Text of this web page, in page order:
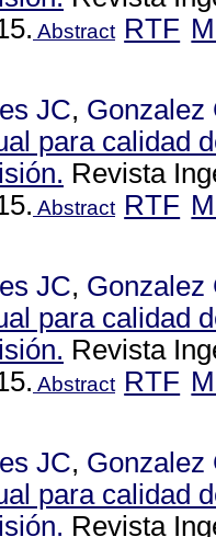
Abstract RTF
JC, Gonzalez
para calidad
Revista
Abstract RTF
JC, Gonzalez
para calidad
Revista
Abstract RTF
JC, Gonzalez
para calidad
Revista